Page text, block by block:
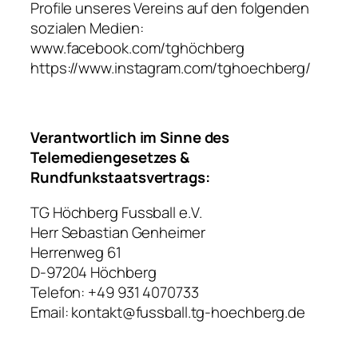
Profile unseres Vereins auf den folgenden
sozialen Medien:
www.facebook.com/tghöchberg
https://www.instagram.com/tghoechberg/
Verantwortlich im Sinne des
Telemediengesetzes &
Rundfunkstaatsvertrags:
TG Höchberg Fussball e.V.
Herr Sebastian Genheimer
Herrenweg 61
D-97204 Höchberg
Telefon: +49 931 4070733
Email: kontakt@fussball.tg-hoechberg.de